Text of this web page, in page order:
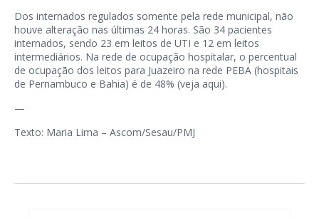
Dos internados regulados somente pela rede municipal, não
houve alteração nas últimas 24 horas. São 34 pacientes
internados, sendo 23 em leitos de UTI e 12 em leitos
intermediários. Na rede de ocupação hospitalar, o percentual
de ocupação dos leitos para Juazeiro na rede PEBA (hospitais
de Pernambuco e Bahia) é de 48% (veja aqui).
—
Texto: Maria Lima – Ascom/Sesau/PMJ